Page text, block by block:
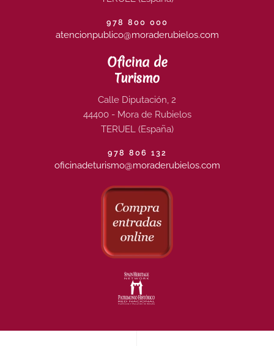
978 800 000
atencionpublico@moraderubielos.com
Oficina de
Turismo
Calle Diputación, 2
44400 - Mora de Rubielos
TERUEL (España)
978 806 132
oficinadeturismo@moraderubielos.com